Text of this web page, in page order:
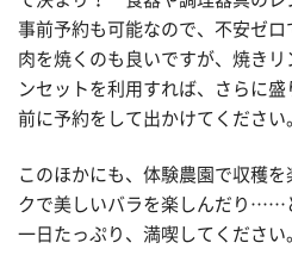
事前予約も可能なので、不安ゼ
肉を焼くのも良いですが、焼き
ンセットを利用すれば、さらに
前に予約をして出かけてください
このほかにも、体験農園で収穫
クで美しいバラを楽しんだり
一日たっぷり、満喫してください